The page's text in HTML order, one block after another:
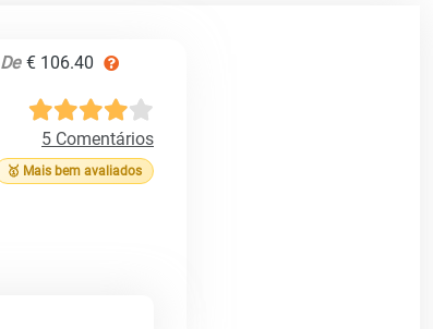
De € 106.40
5 Comentários
🥇 Mais bem avaliados